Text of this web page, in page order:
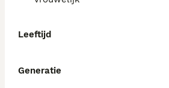
Leeftijd
Generatie